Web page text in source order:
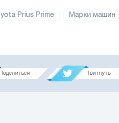
Prius Prime Марки машин
Поделиться Твитнуть